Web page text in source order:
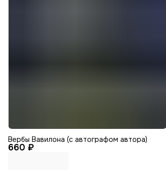
660 ₽
Вербы Вавилона (с автографом автора)